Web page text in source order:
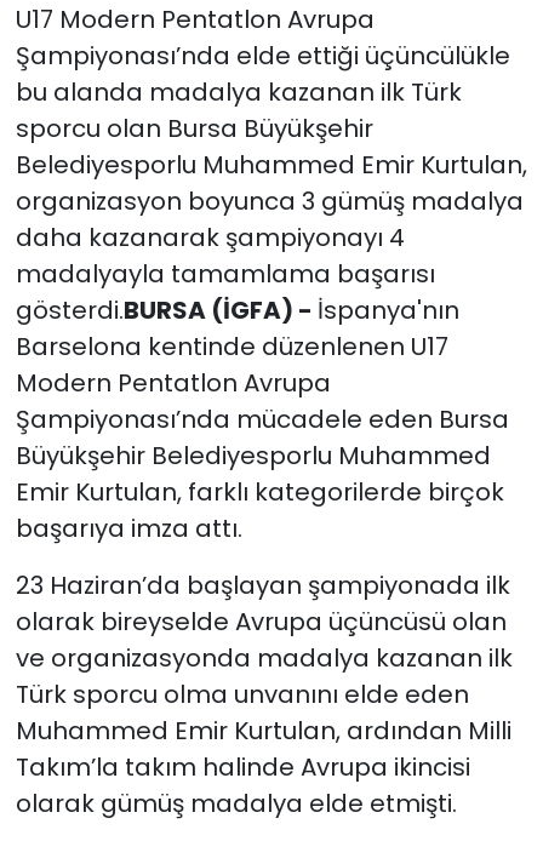
U17 Modern Pentatlon Avrupa
Şampiyonası’nda elde ettiği üçüncülükle
bu alanda madalya kazanan ilk Türk
sporcu olan Bursa Büyükşehir
Belediyesporlu Muhammed Emir Kurtulan,
organizasyon boyunca 3 gümüş madalya
daha kazanarak şampiyonayı 4
madalyayla tamamlama başarısı
gösterdi.BURSA (İGFA) - İspanya'nın
Barselona kentinde düzenlenen U17
Modern Pentatlon Avrupa
Şampiyonası’nda mücadele eden Bursa
Büyükşehir Belediyesporlu Muhammed
Emir Kurtulan, farklı kategorilerde birçok
başarıya imza attı.
23 Haziran’da başlayan şampiyonada ilk
olarak bireyselde Avrupa üçüncüsü olan
ve organizasyonda madalya kazanan ilk
Türk sporcu olma unvanını elde eden
Muhammed Emir Kurtulan, ardından Milli
Takım’la takım halinde Avrupa ikincisi
olarak gümüş madalya elde etmişti.